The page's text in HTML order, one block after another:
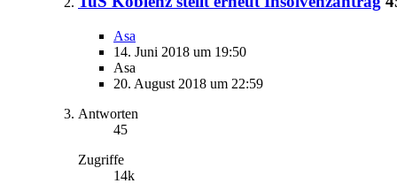
Asa
14. Juni 2018 um 19:50
Asa
20. August 2018 um 22:59
Antworten
45
Zugriffe
14k